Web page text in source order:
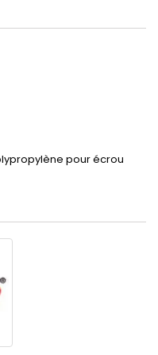
pour écrou